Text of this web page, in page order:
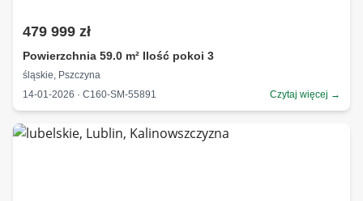
479 999 zł
Powierzchnia 59.0 m² Ilość pokoi 3
śląskie, Pszczyna
14-01-2026 · C160-SM-55891
Czytaj więcej →